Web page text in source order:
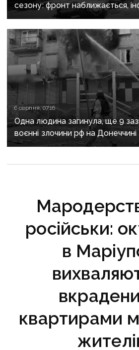
сезону: фронт наближається,
критично зруйнована
6 серпня, 07:16
Одна людина загинула, ще 9
воєнні злочини рф на Донеччині
російськи:
в
квартирами